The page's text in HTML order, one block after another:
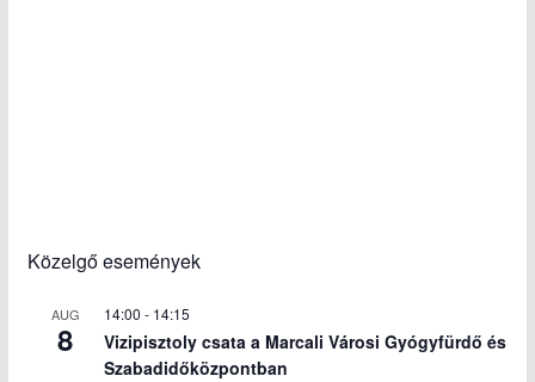
Közelgő események
AUG
8
14:00 - 14:15
Vizipisztoly csata a Marcali Városi Gyógyfürdő és
Szabadidőközpontban